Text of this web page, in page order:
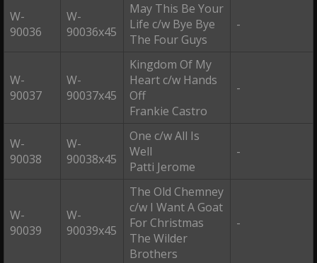
W-
90036
W-
90036x45
May This Be Your
Life c/w Bye Bye
The Four Guys
-
W-
90037
W-
90037x45
Kingdom Of My
Heart c/w Hands
Off
Frankie Castro
-
W-
90038
W-
90038x45
One c/w All Is
Well
Patti Jerome
-
W-
90039
W-
90039x45
The Old Chemney
c/w I Want A Goat
For Christmas
The Wilder
Brothers
-